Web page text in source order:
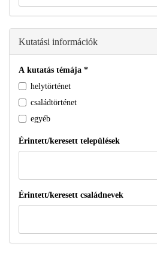
Kutatási információk
A kutatás témája *
helytörténet
családtörténet
egyéb
Érintett/keresett települések
Érintett/keresett családnevek